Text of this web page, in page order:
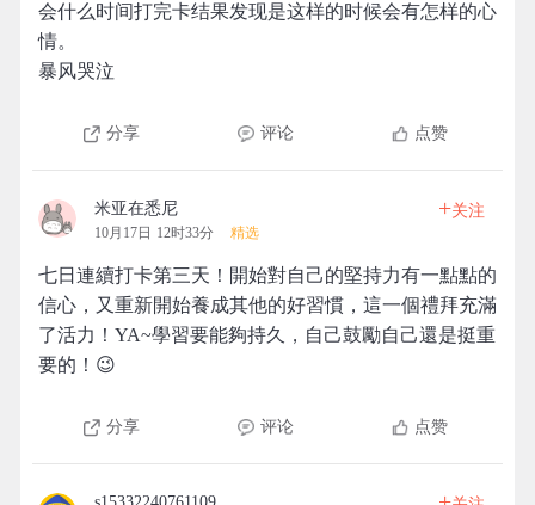
会什么时间打完卡结果发现是这样的时候会有怎样的心
情。
暴风哭泣
分享 评论 点赞
米亚在悉尼
10月17日 12时33分 精选
+关注
七日連續打卡第三天！開始對自己的堅持力有一點點的
信心，又重新開始養成其他的好習慣，這一個禮拜充滿
了活力！YA~學習要能夠持久，自己鼓勵自己還是挺重
要的！😉
分享 评论 点赞